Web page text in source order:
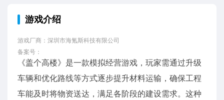
游戏介绍
游戏厂商：深圳市海氪斯科技有限公司
备案号：
《盖个高楼》是一款模拟经营游戏，玩家需通过升级
车辆和优化路线等方式逐步提升材料运输，确保工程
车能及时将物资送达，满足各阶段的建设需求。这种